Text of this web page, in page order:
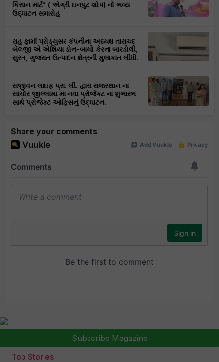
કિસાન માર્ટ” ( એગ્રી ઇનપુટ શોપ) નો ભવ્ય
ઉદ્ઘાટન સમારોહ
રાહ ફાર્મા પ્રોડ્યુસર કંપનીના અધ્યક્ષ તારાચંદ
બેલજી એ એશિયા ડોન-બાયો કેરના બારડોલી,
સુરત, ગુજરાત ઉત્પાદન ક્ષેત્રની મુલાકાત લીધી.
સજીવન લાઇફ પ્રા. લી. દ્વારા રાજસ્થાન ના
સાંચોર જીલ્લામાં માં નવા પ્રોજેક્ટ ના શુભારંભ
સાથે પ્રોજેક્ટ ઓફિસનું ઉદ્ઘાટન.
Share your comments
Subscribe Magazine
Top Stories